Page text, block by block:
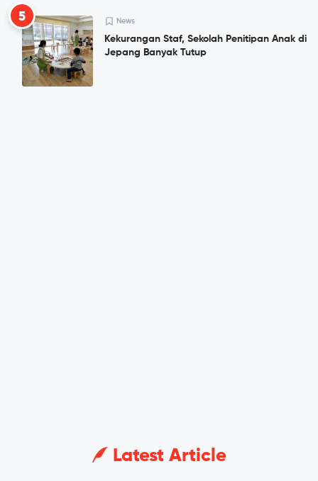
5 News
Kekurangan Staf, Sekolah Penitipan Anak di
Jepang Banyak Tutup
Latest Article